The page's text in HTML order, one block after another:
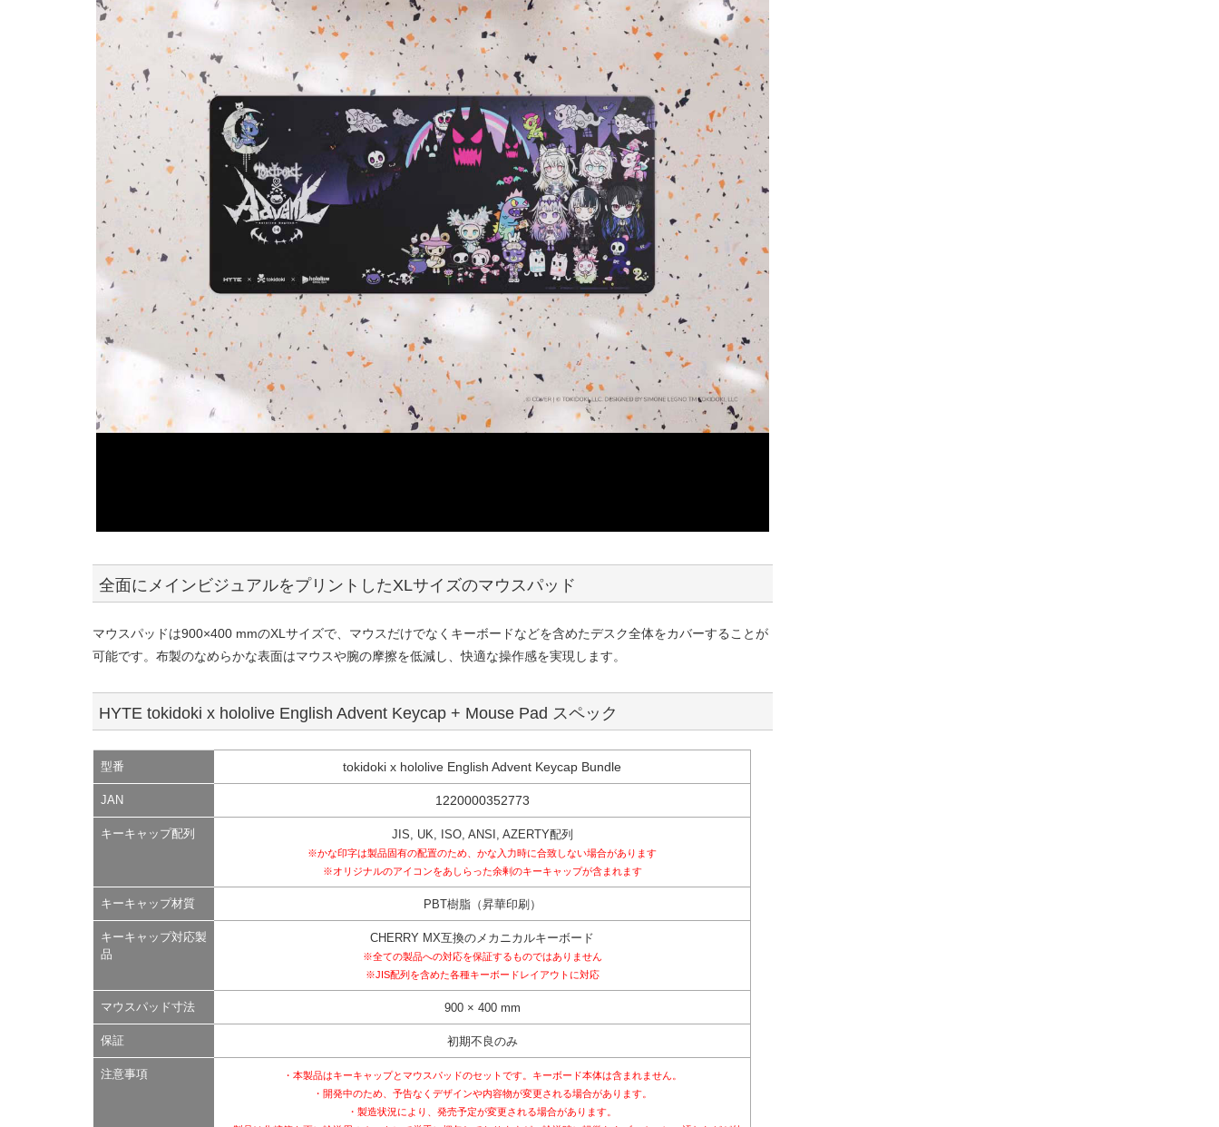
全面にメインビジュアルをプリントしたXLサイズのマウスパッド
マウスパッドは900×400 mmのXLサイズで、マウスだけでなくキーボードなどを含めたデスク全体をカバーすることが
可能です。布製のなめらかな表面はマウスや腕の摩擦を低減し、快適な操作感を実現します。
HYTE tokidoki x hololive English Advent Keycap + Mouse Pad スペック
型番 tokidoki x hololive English Advent Keycap Bundle
JAN 1220000352773
キーキャップ配列 JIS, UK, ISO, ANSI, AZERTY配列
※かな印字は製品固有の配置のため、かな入力時に合致しない場合があります
※オリジナルのアイコンをあしらった余剰のキーキャップが含まれます
キーキャップ材質 PBT樹脂（昇華印刷）
キーキャップ対応製
品
CHERRY MX互換のメカニカルキーボード
※全ての製品への対応を保証するものではありません
※JIS配列を含めた各種キーボードレイアウトに対応
マウスパッド寸法 900 × 400 mm
保証 初期不良のみ
注意事項
・本製品はキーキャップとマウスパッドのセットです。キーボード本体は含まれません。
・開発中のため、予告なくデザインや内容物が変更される場合があります。
・製造状況により、発売予定が変更される場合があります。